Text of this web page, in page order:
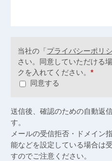
当社の「プライバシーポリ
さい。同意していただける
クを入れてください。 *
同意する
送信後、確認のための自動返
す。
メールの受信拒否・ドメイン
能などを設定している場合は
すのでご注意ください。